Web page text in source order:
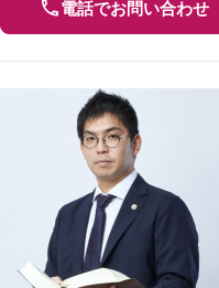
電話でお問い合わせ